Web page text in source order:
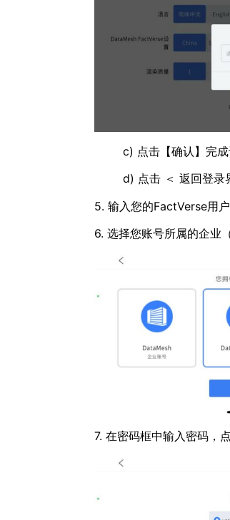
c) 点击【确认】完成
d) 点击 ＜ 返回登录
5. 输入您的FactVerse用
6. 选择您账号所属的企业
7. 在密码框中输入密码，